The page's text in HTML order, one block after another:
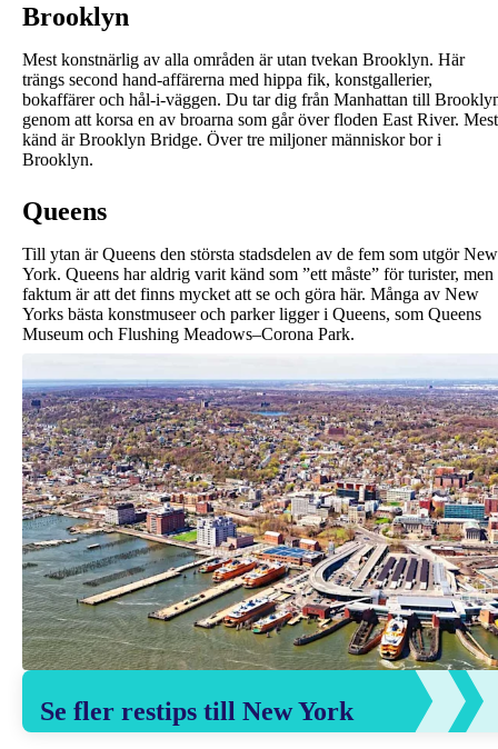
Brooklyn
Mest konstnärlig av alla områden är utan tvekan Brooklyn. Här
trängs second hand-affärerna med hippa fik, konstgallerier,
bokaffärer och hål-i-väggen. Du tar dig från Manhattan till
genom att korsa en av broarna som går över floden East River. Mest
känd är Brooklyn Bridge. Över tre miljoner människor bor i
Brooklyn.
Queens
Till ytan är Queens den största stadsdelen av de fem som utgör New
York. Queens har aldrig varit känd som ”ett måste” för turister, men
faktum är att det finns mycket att se och göra här. Många av New
Yorks bästa konstmuseer och parker ligger i Queens, som Queens
Museum och Flushing Meadows–Corona Park.
Se fler restips till New York